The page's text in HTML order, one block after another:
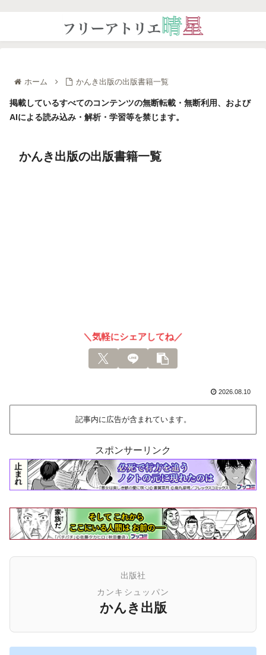
ホーム かんき出版の出版書籍一覧
掲載しているすべてのコンテンツの無断転載・無断利用、および
AIによる読み込み・解析・学習等を禁じます。
かんき出版の出版書籍一覧
＼気軽にシェアしてね／
2026.08.10
記事内に広告が含まれています。
スポンサーリンク
出版社
カンキシュッパン
かんき出版